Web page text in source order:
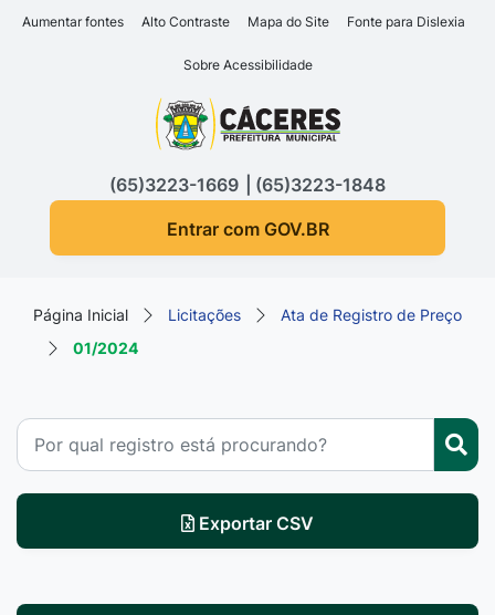
Seção de atalhos e links
Ir para o conteúdo [alt+1]
Ir para o rodapé [alt+4]
Aumentar fontes Alto Contraste Mapa do Site Fonte para Dislexia
Sobre Acessibilidade
Seção do menu principal
(65)3223-1669
(65)3223-1848
Entrar com GOV.BR
Página Inicial Licitações
Ata de Registro de Preço
01/2024
Exportar CSV